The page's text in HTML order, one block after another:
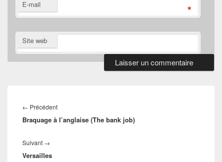
E-mail *
Site web
de
l’article
← PrécédentArticle
précédent :
Braquage à l’anglaise (The bank job)
Suivant →
suivant :
Versailles